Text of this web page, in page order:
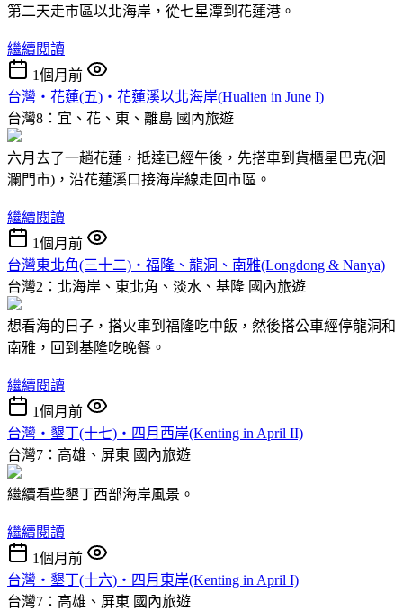
第二天走市區以北海岸，從七星潭到花蓮港。
繼續閱讀
1個月前
台灣‧花蓮(五)‧花蓮溪以北海岸(Hualien in June I)
台灣8：宜、花、東、離島 國內旅遊
六月去了一趟花蓮，抵達已經午後，先搭車到貨櫃星巴克(洄
瀾門市)，沿花蓮溪口接海岸線走回市區。
繼續閱讀
1個月前
台灣東北角(三十二)‧福隆、龍洞、南雅(Longdong & Nanya)
台灣2：北海岸、東北角、淡水、基隆 國內旅遊
想看海的日子，搭火車到福隆吃中飯，然後搭公車經停龍洞和
南雅，回到基隆吃晚餐。
繼續閱讀
1個月前
台灣‧墾丁(十七)‧四月西岸(Kenting in April II)
台灣7：高雄、屏東 國內旅遊
繼續看些墾丁西部海岸風景。
繼續閱讀
1個月前
台灣‧墾丁(十六)‧四月東岸(Kenting in April I)
台灣7：高雄、屏東 國內旅遊